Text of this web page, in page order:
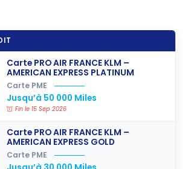
Carte PRO AIR FRANCE KLM –
AMERICAN EXPRESS PLATINUM
Carte PME
Jusqu’à 50 000 Miles
Fin le 15 Sep 2026
Carte PRO AIR FRANCE KLM –
AMERICAN EXPRESS GOLD
Carte PME